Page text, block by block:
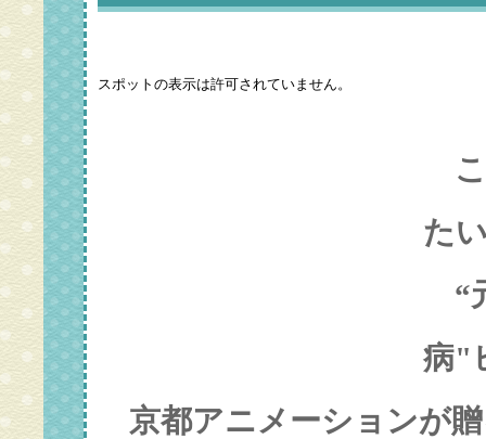
こ
た
“
病"
京都アニメーションが